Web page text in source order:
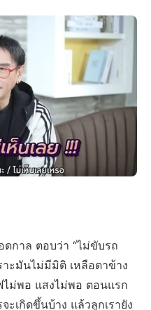
ดกาล ตอบว่า “ไม่ขับรถ
ะมันไม่มีมิติ เหลือตาข้าง
ไม่พอ แสงไม่พอ ตอนแรก
ะเกิดขึ้นบ้าง แล้วลูกเรายัง